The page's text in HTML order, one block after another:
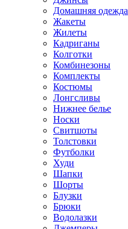
Домашняя одежда
Жакеты
Жилеты
Кадриганы
Колготки
Комбинезоны
Комплекты
Костюмы
Лонгсливы
Нижнее белье
Носки
Свитшоты
Толстовки
Футболки
Худи
Шапки
Шорты
Блузки
Брюки
Водолазки